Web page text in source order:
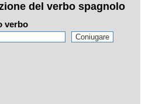
del verbo spagnolo
verbo